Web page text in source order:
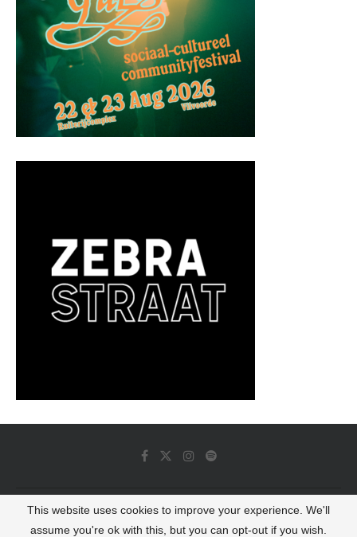
© 2022 - Luminous Dash All Rights Reserved
This website uses cookies to improve your experience. We'll
assume you're ok with this, but you can opt-out if you wish.